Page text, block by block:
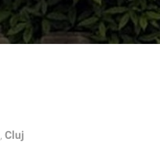
Cluj